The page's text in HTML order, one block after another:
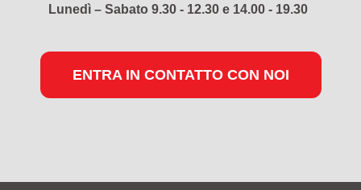
Lunedì – Sabato 9.30 - 12.30 e 14.00 - 19.30
ENTRA IN CONTATTO CON NOI